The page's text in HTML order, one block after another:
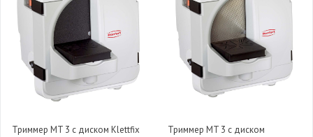
Триммер MT 3 с диском Klettfix
Триммер MT 3 с диском